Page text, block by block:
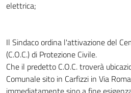
elettrica;
Il Sindaco ordina l'attivazione del
(C.O.C.) di Protezione Civile.
Che il predetto C.O.C. troverà
Comunale sito in Carfizzi in Via